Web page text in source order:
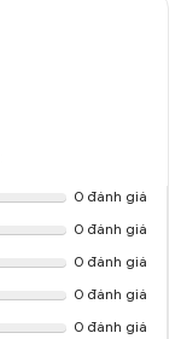
0 đánh giá
0 đánh giá
0 đánh giá
0 đánh giá
0 đánh giá